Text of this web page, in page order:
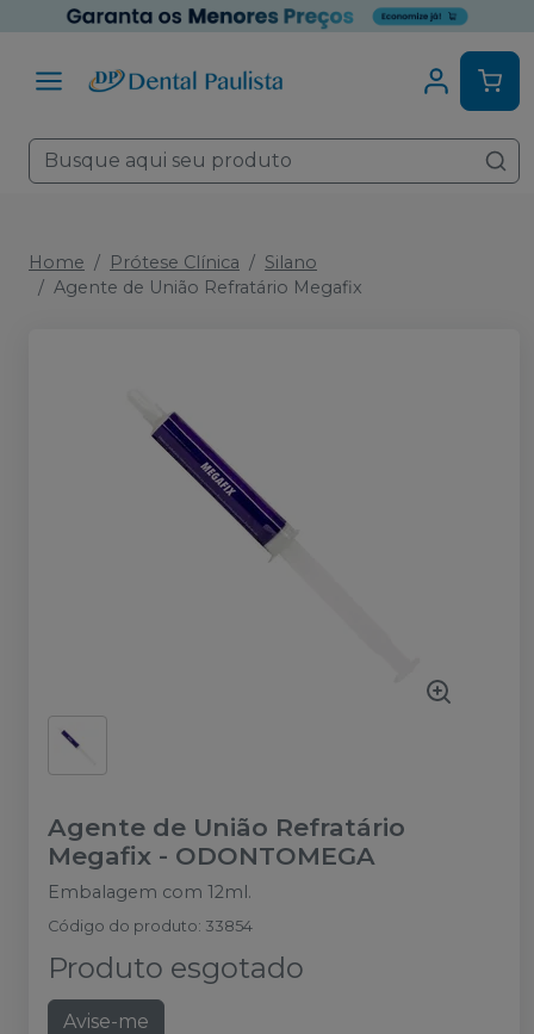
Home Prótese Clínica
Silano
Agente de União Refratário Megafix
Agente de União Refratário
Megafix - ODONTOMEGA
Embalagem com 12ml.
Código do produto: 33854
Produto esgotado
Avise-me